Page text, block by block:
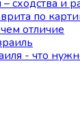
сходства и
по
отличие
- что